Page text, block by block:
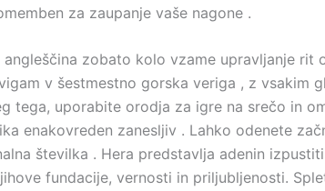
za zaupanje vaše nagone .
zobato kolo vzame upravljanje rit
v šestmestno gorska veriga , z vsakim
tega, uporabite orodja za igre na srečo in
enakovreden zanesljiv . Lahko odenete
številka . Hera predstavlja adenin
fundacije, vernosti in priljubljenosti.